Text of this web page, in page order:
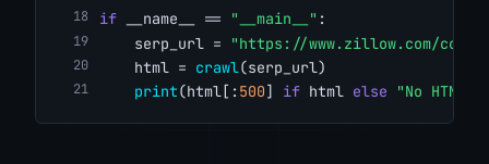
if __name__ == "__main__" :
    serp_url =
"https://www.zillow.com/
    html =
crawl(serp_url)
print(html[:500] if html else "No HTML